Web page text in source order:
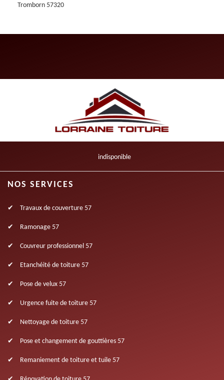
Tromborn 57320
indisponible
NOS SERVICES
Travaux de couverture 57
Ramonage 57
Couvreur professionnel 57
Etanchéité de toiture 57
Pose de velux 57
Urgence fuite de toiture 57
Nettoyage de toiture 57
Pose et changement de gouttières 57
Remaniement de toiture et tuile 57